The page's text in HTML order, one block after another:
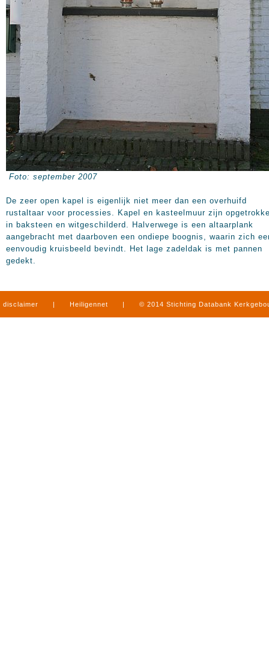
Foto: september 2007
De zeer open kapel is eigenlijk niet meer dan een overhuifd
rustaltaar voor processies. Kapel en kasteelmuur zijn
in baksteen en witgeschilderd. Halverwege is een altaarplank
aangebracht met daarboven een ondiepe boognis, waarin zich
eenvoudig kruisbeeld bevindt. Het lage zadeldak is met pannen
gedekt.
disclaimer | Heiligennet | © 2014 Stichting Databank